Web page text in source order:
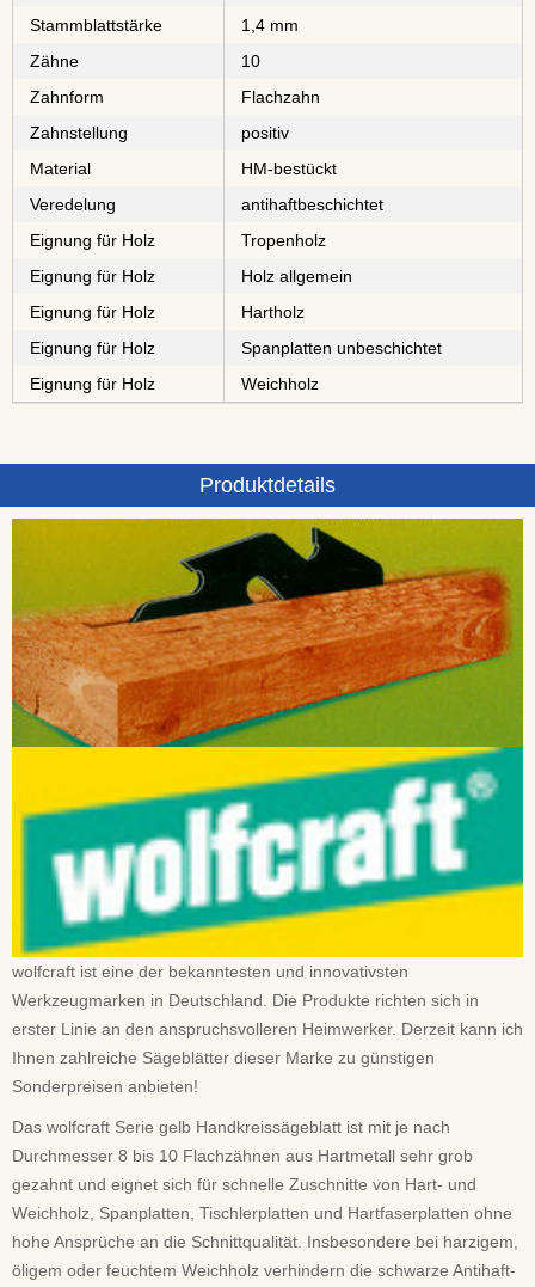
Stammblattstärke
1,4 mm
Zähne
10
Zahnform
Flachzahn
Zahnstellung
positiv
Material
⁠⁠⁠⁠⁠⁠⁠⁠HM-bestückt
Veredelung
antihaftbeschichtet
Eignung für Holz
⁠⁠⁠⁠⁠Tropenholz
Eignung für Holz
Holz allgemein
Eignung für Holz
⁠⁠⁠Hartholz
Eignung für Holz
⁠⁠⁠⁠⁠⁠⁠⁠Spanplatten unbeschichtet
Eignung für Holz
⁠Weichholz
Produktdetails
wolfcraft ist eine der bekanntesten und innovativsten
Werkzeugmarken in Deutschland. Die Produkte richten sich in
erster Linie an den anspruchsvolleren Heimwerker. Derzeit kann ich
Ihnen zahlreiche Sägeblätter dieser Marke zu günstigen
Sonderpreisen anbieten!
Das wolfcraft Serie gelb Handkreissägeblatt ist mit je nach
Durchmesser 8 bis 10 Flachzähnen aus Hartmetall sehr grob
gezahnt und eignet sich für schnelle Zuschnitte von Hart- und
Weichholz, Spanplatten, Tischlerplatten und Hartfaserplatten ohne
hohe Ansprüche an die Schnittqualität. Insbesondere bei harzigem,
öligem oder feuchtem Weichholz verhindern die schwarze Antihaft-